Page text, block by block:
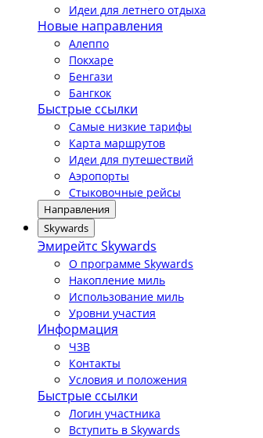
Идеи для летнего отдыха
Новые направления
Алеппо
Покхаре
Бенгази
Бангкок
Быстрые ссылки
Самые низкие тарифы
Карта маршрутов
Идеи для путешествий
Аэропорты
Стыковочные рейсы
Направления
Skywards
Эмирейтс Skywards
О программе Skywards
Накопление миль
Использование миль
Уровни участия
Информация
ЧЗВ
Контакты
Условия и положения
Быстрые ссылки
Логин участника
Вступить в Skywards